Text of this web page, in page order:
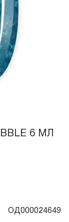
6 МЛ
ОД000024649